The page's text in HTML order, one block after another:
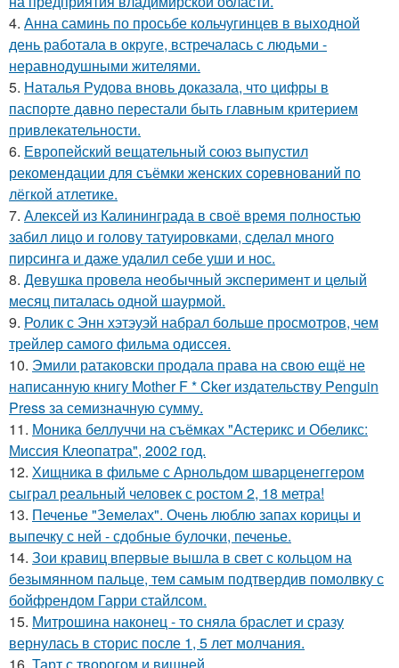
4. Анна саминь по просьбе кольчугинцев в выходной
день работала в округе, встречалась с людьми -
неравнодушными жителями.
5. Наталья Рудова вновь доказала, что цифры в
паспорте давно перестали быть главным критерием
привлекательности.
6. Европейский вещательный союз выпустил
рекомендации для съёмки женских соревнований по
лёгкой атлетике.
7. Алексей из Калининграда в своё время полностью
забил лицо и голову татуировками, сделал много
пирсинга и даже удалил себе уши и нос.
8. Девушка провела необычный эксперимент и целый
месяц питалась одной шаурмой.
9. Ролик с Энн хэтэуэй набрал больше просмотров, чем
трейлер самого фильма одиссея.
10. Эмили ратаковски продала права на свою ещё не
написанную книгу Mother F * Cker издательству Penguin
Press за семизначную сумму.
11. Моника беллуччи на съёмках "Астерикс и Обеликс:
Миссия Клеопатра", 2002 год.
12. Хищника в фильме с Арнольдом шварценеггером
сыграл реальный человек с ростом 2, 18 метра!
13. Печенье "Земелах". Очень люблю запах корицы и
выпечку с ней - сдобные булочки, печенье.
14. Зои кравиц впервые вышла в свет с кольцом на
безымянном пальце, тем самым подтвердив помолвку с
бойфрендом Гарри стайлсом.
15. Митрошина наконец - то сняла браслет и сразу
вернулась в сторис после 1, 5 лет молчания.
16. Тарт с творогом и вишней.